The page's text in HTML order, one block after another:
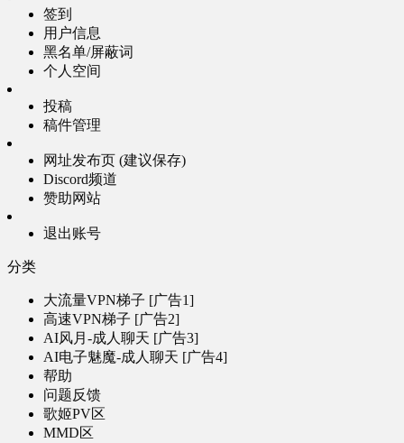
签到
用户信息
黑名单/屏蔽词
个人空间
投稿
稿件管理
网址发布页 (建议保存)
Discord频道
赞助网站
退出账号
分类
大流量VPN梯子 [广告1]
高速VPN梯子 [广告2]
AI风月-成人聊天 [广告3]
AI电子魅魔-成人聊天 [广告4]
帮助
问题反馈
歌姬PV区
MMD区